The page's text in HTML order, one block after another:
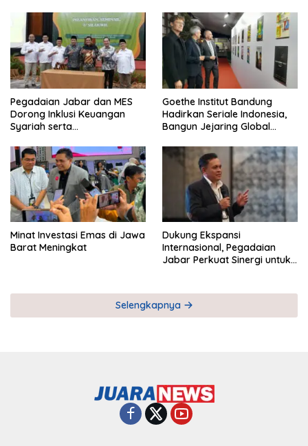
Pegadaian Jabar dan MES
Dorong Inklusi Keuangan
Syariah serta
Goethe Institut Bandung
Hadirkan Seriale Indonesia,
Bangun Jejaring Global
Minat Investasi Emas di Jawa
Barat Meningkat
Dukung Ekspansi
Internasional, Pegadaian
Jabar Perkuat Sinergi untuk
Selengkapnya